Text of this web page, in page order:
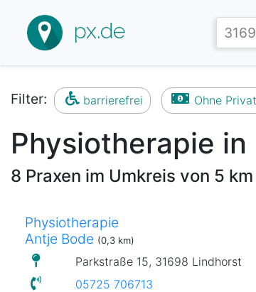
px.de
Filter: barrierefrei Ohne
Physiotherapie
8 Praxen im Umkreis von 5 km
Physiotherapie
Antje Bode (0,3 km)
Parkstraße 15, 31698 Lindhorst
05725 706713